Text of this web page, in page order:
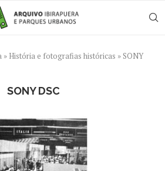
» História e fotografias históricas » SONY
SONY DSC